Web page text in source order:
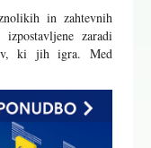
in zahtevnih
zaradi
ki jih igra. Med